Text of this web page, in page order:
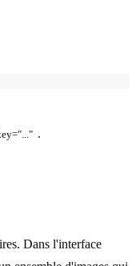
.
Dans l'interface